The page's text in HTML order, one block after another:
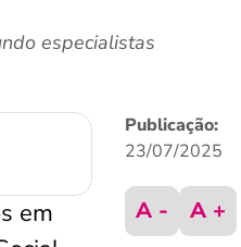
especialistas
em
Publicação:
23/07/2025
A - A +